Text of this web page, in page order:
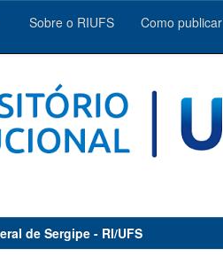
Sobre o RIUFS Como publicar
de Sergipe - RI/UFS